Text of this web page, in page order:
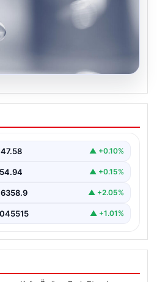
Geniş Kapsamlı
çalışmaları kapsamında şehrin…
47.58 ▲ +0.10%
54.94 ▲ +0.15%
6358.9 ▲ +2.05%
▲ +1.01%